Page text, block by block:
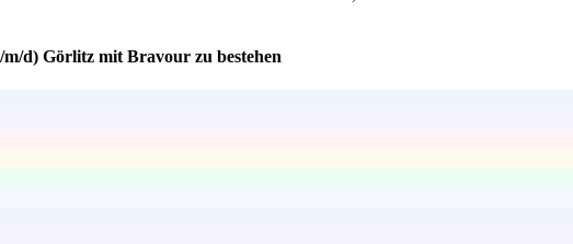
d) Görlitz mit Bravour zu bestehen